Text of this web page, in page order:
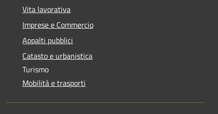
Vita lavorativa
Imprese e Commercio
Appalti pubblici
Catasto e urbanistica
Turismo
Mobilità e trasporti